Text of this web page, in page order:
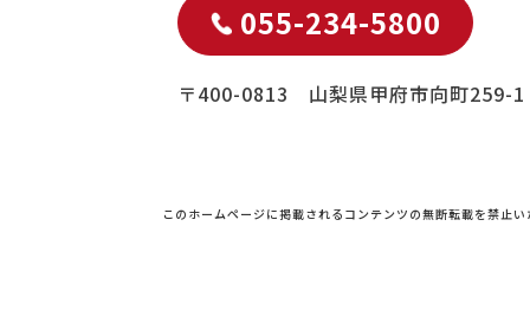
055-234-5800
〒400-0813 山梨県甲府市向町259-1
このホームページに掲載されるコンテンツの無断転載を禁止い